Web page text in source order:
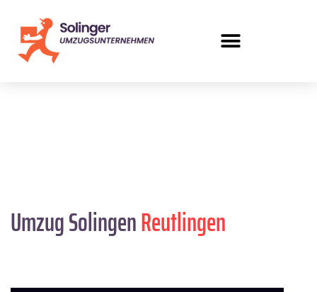
Umzug SolingenReutlingen